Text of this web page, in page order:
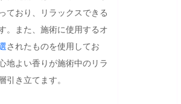
ており、リラックスできる
。また、施術に使用するオ
されたものを使用してお
地よい香りが施術中のリラ
引き立てます。